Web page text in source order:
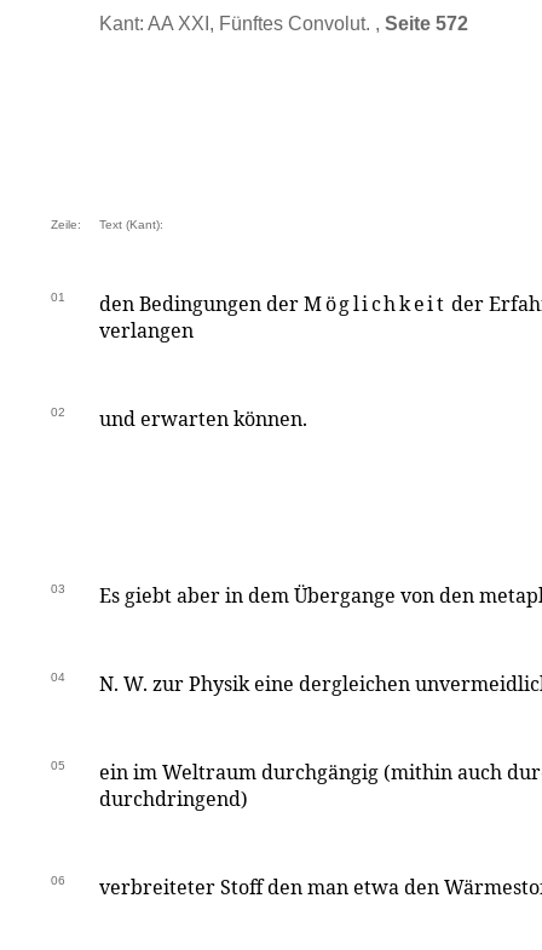
Kant: AA XXI, Fünftes Convolut. , Seite 572
Zeile: Text (Kant):
01 den Bedingungen derMöglichkeit der
verlangen
02 und erwarten können.
03 Es giebt aber in dem Übergange von den
04 N. W. zur Physik eine dergleichen
05
ein im Weltraum durchgängig (mithin auch
durchdringend)
06 verbreiteter Stoff den man etwa den